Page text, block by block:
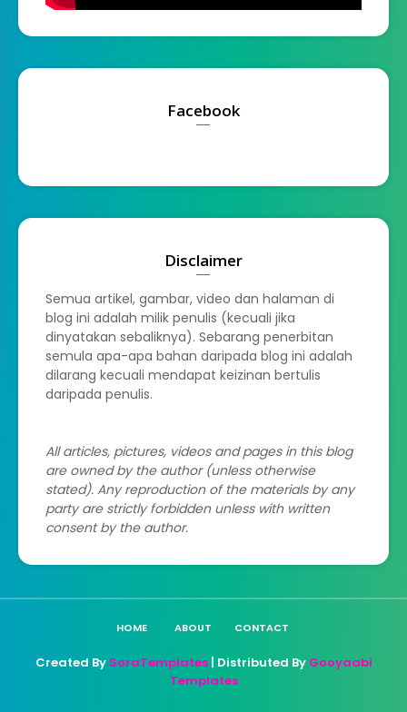
Facebook
Disclaimer
Semua artikel, gambar, video dan halaman di
blog ini adalah milik penulis (kecuali jika
dinyatakan sebaliknya). Sebarang penerbitan
semula apa-apa bahan daripada blog ini adalah
dilarang kecuali mendapat keizinan bertulis
daripada penulis.
All articles, pictures, videos and pages in this blog
are owned by the author (unless otherwise
stated). Any reproduction of the materials by any
party are strictly forbidden unless with written
consent by the author.
HOME ABOUT CONTACT
Created By SoraTemplates| Distributed By Gooyaabi
Templates